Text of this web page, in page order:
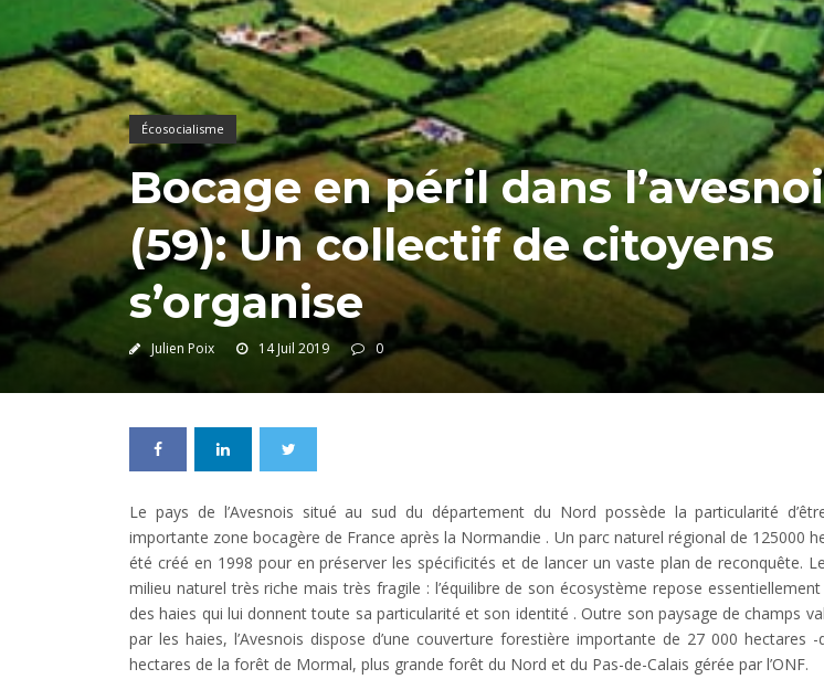
Écosocialisme
Bocage en péril dans
(59): Un collectif de citoyens
s’organise
Julien Poix 14 Juil 2019 0
Le pays de l’Avesnois situé au sud du département du Nord possède la particularité
importante zone bocagère de France après la Normandie . Un parc naturel régional de 125000
été créé en 1998 pour en préserver les spécificités et de lancer un vaste plan de reconquête.
milieu naturel très riche mais très fragile : l’équilibre de son écosystème repose
des haies qui lui donnent toute sa particularité et son identité . Outre son paysage de champs
par les haies, l’Avesnois dispose d’une couverture forestière importante de 27 000 hectares
hectares de la forêt de Mormal, plus grande forêt du Nord et du Pas-de-Calais gérée par l’ONF.